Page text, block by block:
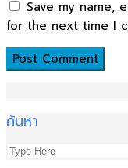
Save my name,
for the next time I
ค้นหา